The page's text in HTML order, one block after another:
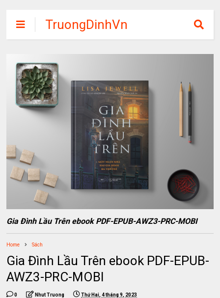
TruongDinhVn
Chia sẽ ebook,
các khóa học,
phần mềm học
tập miễn phí
Gia Đình Lầu Trên ebook PDF-EPUB-AWZ3-PRC-MOBI
Home Sách
Gia Đình Lầu Trên ebook PDF-EPUB-
AWZ3-PRC-MOBI
0 Nhut Truong Thứ Hai, 4 tháng 9, 2023